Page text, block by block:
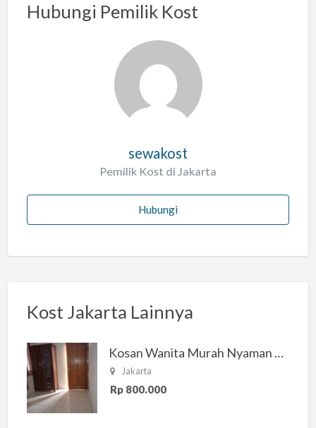
Hubungi Pemilik Kost
sewakost
Pemilik Kost di Jakarta
Hubungi
Kost Jakarta Lainnya
Kosan Wanita Murah Nyaman di Jakarta Selatan
Jakarta
Rp 800.000